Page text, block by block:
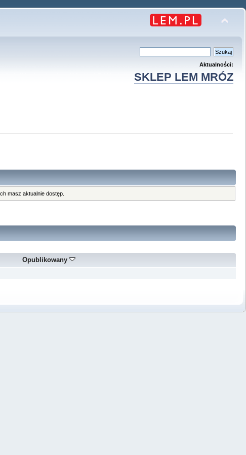
Aktualności:
SKLEP LEM MRÓZ
masz aktualnie dostęp.
Opublikowany